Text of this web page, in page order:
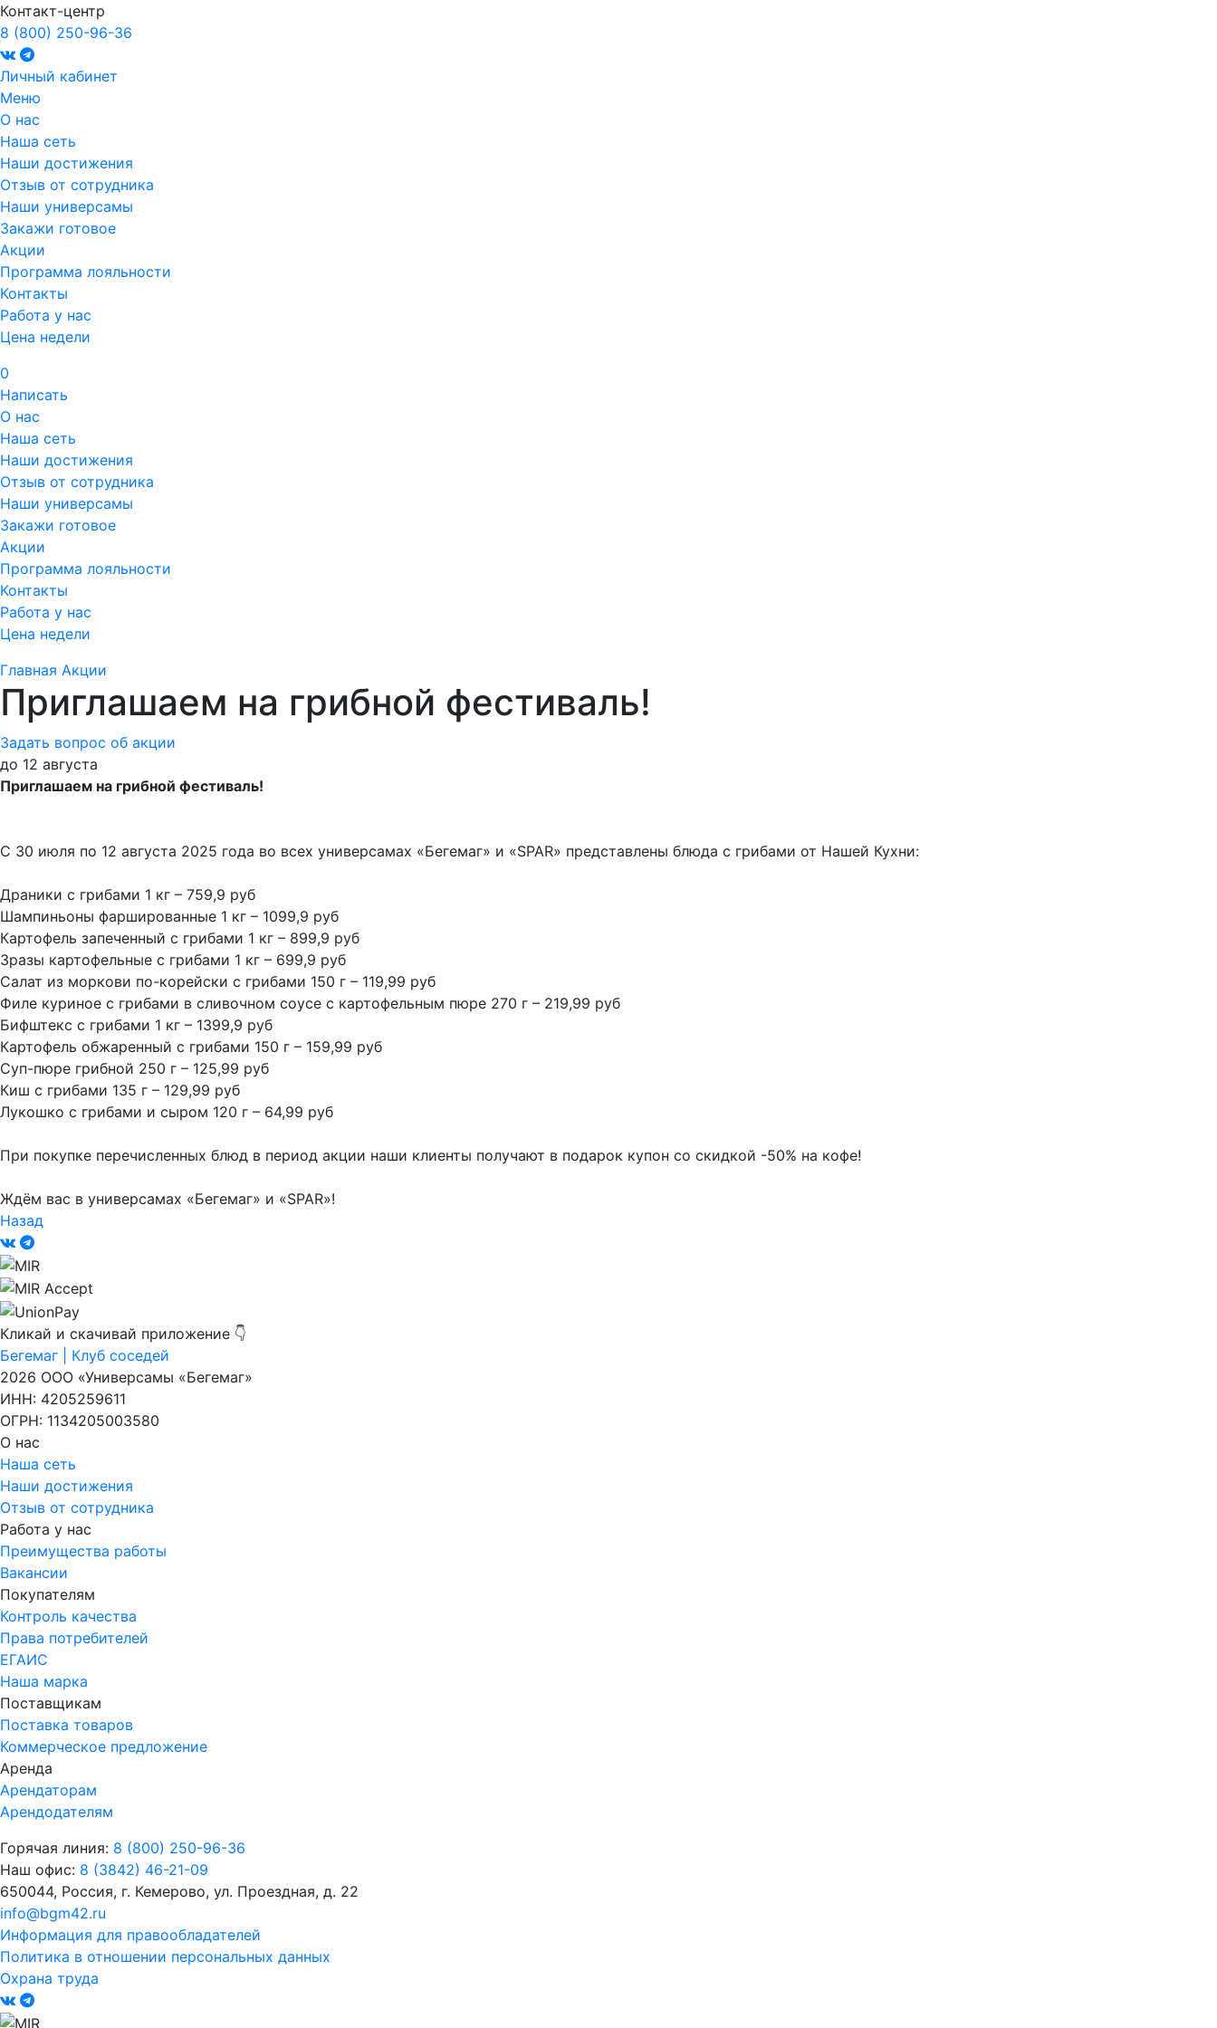
Контакт-центр
8 (800) 250-96-36
Личный кабинет
Меню
О нас
Наша сеть
Наши достижения
Отзыв от сотрудника
Наши универсамы
Закажи готовое
Акции
Программа лояльности
Контакты
Работа у нас
Цена недели
0
Написать
О нас
Наша сеть
Наши достижения
Отзыв от сотрудника
Наши универсамы
Закажи готовое
Акции
Программа лояльности
Контакты
Работа у нас
Цена недели
Главная Акции
Приглашаем на грибной фестиваль!
Задать вопрос об акции
до 12 августа
Приглашаем на грибной фестиваль!
С 30 июля по 12 августа 2025 года во всех универсамах «Бегемаг» и «SPAR» представлены блюда с грибами от Нашей Кухни:
Драники с грибами 1 кг – 759,9 руб
Шампиньоны фаршированные 1 кг – 1099,9 руб
Картофель запеченный с грибами 1 кг – 899,9 руб
Зразы картофельные с грибами 1 кг – 699,9 руб
Салат из моркови по-корейски с грибами 150 г – 119,99 руб
Филе куриное с грибами в сливочном соусе с картофельным пюре 270 г – 219,99 руб
Бифштекс с грибами 1 кг – 1399,9 руб
Картофель обжаренный с грибами 150 г – 159,99 руб
Суп-пюре грибной 250 г – 125,99 руб
Киш с грибами 135 г – 129,99 руб
Лукошко с грибами и сыром 120 г – 64,99 руб
При покупке перечисленных блюд в период акции наши клиенты получают в подарок купон со скидкой -50% на кофе!
Ждём вас в универсамах «Бегемаг» и «SPAR»!
Назад
Кликай и скачивай приложение 👇
Бегемаг | Клуб соседей
2026 ООО «Универсамы «Бегемаг»
ИНН: 4205259611
ОГРН: 1134205003580
О нас
Наша сеть
Наши достижения
Отзыв от сотрудника
Работа у нас
Преимущества работы
Вакансии
Покупателям
Контроль качества
Права потребителей
ЕГАИС
Наша марка
Поставщикам
Поставка товаров
Коммерческое предложение
Аренда
Арендаторам
Арендодателям
Горячая линия: 8 (800) 250-96-36
Наш офис: 8 (3842) 46-21-09
650044, Россия, г. Кемерово, ул. Проездная, д. 22
info@bgm42.ru
Информация для правообладателей
Политика в отношении персональных данных
Охрана труда